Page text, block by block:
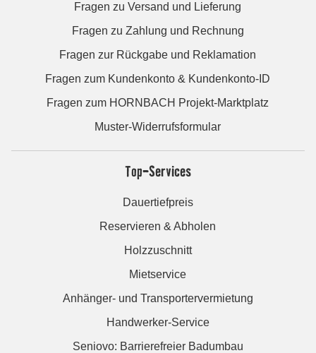
Fragen zu Versand und Lieferung
Fragen zu Zahlung und Rechnung
Fragen zur Rückgabe und Reklamation
Fragen zum Kundenkonto & Kundenkonto-ID
Fragen zum HORNBACH Projekt-Marktplatz
Muster-Widerrufsformular
Top-Services
Dauertiefpreis
Reservieren & Abholen
Holzzuschnitt
Mietservice
Anhänger- und Transportervermietung
Handwerker-Service
Seniovo: Barrierefreier Badumbau